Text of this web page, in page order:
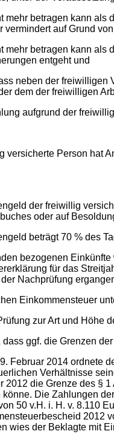
kann als der
vermindert auf Grund
betragen kann als der
entgeht und
der freiwilligen
dem der freiwilligen
der freiwilligen
Person hat
freiwillig
oder auf
beträgt 70 % des
bezogenen
für das
Nachprüfung
Einkommensteuer
zur Art und Höhe
dass ggf. die Grenzen
Februar 2014 ordnete
Verhältnisse
2012 die Grenze des §
Die Zahlungen
50 v.H. i. H. v. 8.110
2012
wies der Beklagte mit